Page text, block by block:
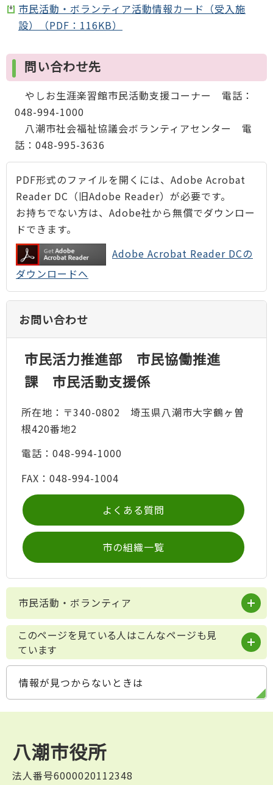
市民活動・ボランティア活動情報カード（受入施
設）（PDF：116KB）
問い合わせ先
やしお生涯楽習館市民活動支援コーナー 電話：
048-994-1000
八潮市社会福祉協議会ボランティアセンター 電
話：048-995-3636
PDF形式のファイルを開くには、Adobe Acrobat
Reader DC（旧Adobe Reader）が必要です。
お持ちでない方は、Adobe社から無償でダウンロー
ドできます。
Adobe Acrobat Reader DCの
ダウンロードへ
お問い合わせ
市民活力推進部 市民協働推進
課 市民活動支援係
所在地：〒340-0802 埼玉県八潮市大字鶴ヶ曽
根420番地2
電話：048-994-1000
FAX：048-994-1004
よくある質問
市の組織一覧
市民活動・ボランティア
このページを見ている人はこんなページも見
ています
情報が見つからないときは
八潮市役所
法人番号6000020112348